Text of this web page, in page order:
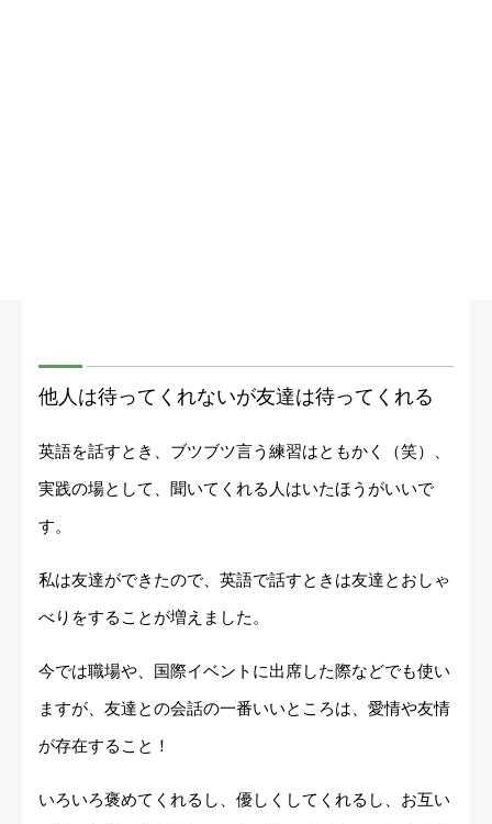
他人は待ってくれないが友達は待ってくれる
英語を話すとき、ブツブツ言う練習はともかく（笑）、
実践の場として、聞いてくれる人はいたほうがいいで
す。
私は友達ができたので、英語で話すときは友達とおしゃ
べりをすることが増えました。
今では職場や、国際イベントに出席した際などでも使い
ますが、友達との会話の一番いいところは、愛情や友情
が存在すること！
いろいろ褒めてくれるし、優しくしてくれるし、お互い